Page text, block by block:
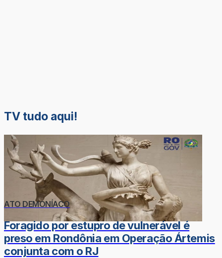
TV tudo aqui!
ATO DEMONÍACO
Foragido por estupro de vulnerável é
preso em Rondônia em Operação Ártemis
conjunta com o RJ